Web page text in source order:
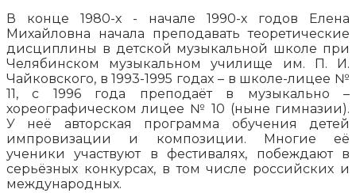
В конце 1980-х - начале 1990-х годов Елена
Михайловна начала преподавать теоретические
дисциплины в детской музыкальной школе при
Челябинском музыкальном училище им. П. И.
Чайковского, в 1993-1995 годах – в школе-лицее №
11, с 1996 года преподаёт в музыкально –
хореографическом лицее № 10 (ныне гимназии).
У неё авторская программа обучения детей
импровизации и композиции. Многие её
ученики участвуют в фестивалях, побеждают в
серьёзных конкурсах, в том числе российских и
международных.